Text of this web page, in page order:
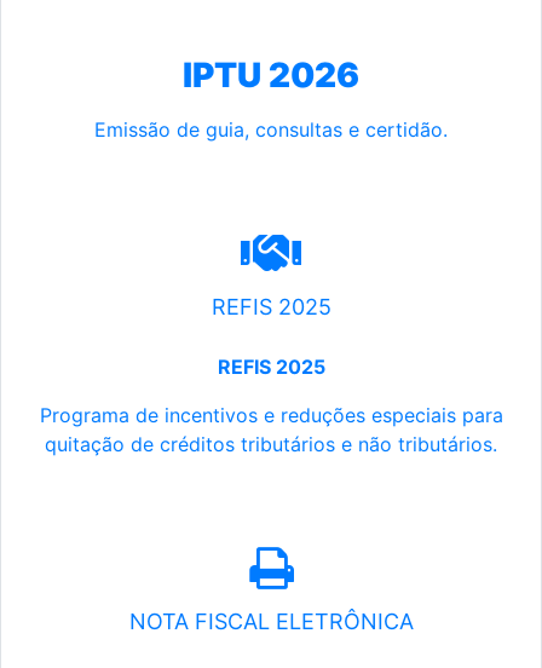
IPTU 2026
Emissão de guia, consultas e certidão.
REFIS 2025
REFIS 2025
Programa de incentivos e reduções especiais para
quitação de créditos tributários e não tributários.
NOTA FISCAL ELETRÔNICA